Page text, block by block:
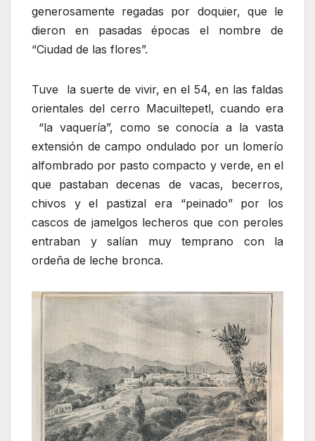
generosamente regadas por doquier, que le
dieron en pasadas épocas el nombre de
“Ciudad de las flores”.
Tuve la suerte de vivir, en el 54, en las faldas
orientales del cerro Macuiltepetl, cuando era
“la vaquería”, como se conocía a la vasta
extensión de campo ondulado por un lomerío
alfombrado por pasto compacto y verde, en el
que pastaban decenas de vacas, becerros,
chivos y el pastizal era “peinado” por los
cascos de jamelgos lecheros que con peroles
entraban y salían muy temprano con la
ordeña de leche bronca.